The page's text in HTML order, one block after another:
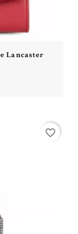
Lancaster
favorite_border